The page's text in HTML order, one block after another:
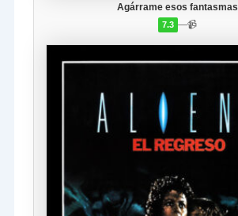
Agárrame esos fantasmas
7.3 —📹